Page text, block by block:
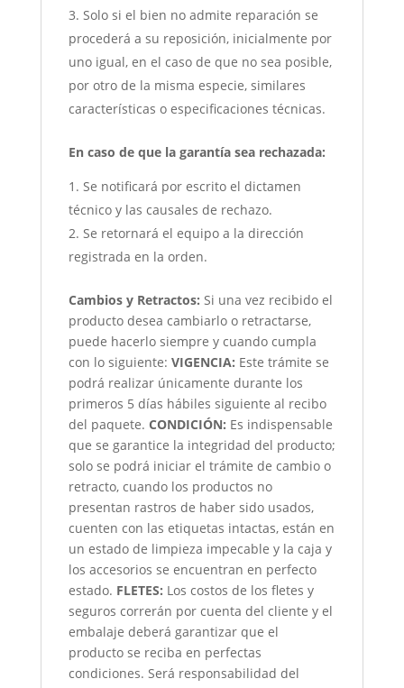
Solo si el bien no admite reparación se
procederá a su reposición, inicialmente por
uno igual, en el caso de que no sea posible,
por otro de la misma especie, similares
características o especificaciones técnicas.
En caso de que la garantía sea rechazada:
Se notificará por escrito el dictamen
técnico y las causales de rechazo.
Se retornará el equipo a la dirección
registrada en la orden.
Cambios y Retractos: Si una vez recibido el
producto desea cambiarlo o retractarse,
puede hacerlo siempre y cuando cumpla
con lo siguiente: VIGENCIA: Este trámite se
podrá realizar únicamente durante los
primeros 5 días hábiles siguiente al recibo
del paquete. CONDICIÓN: Es indispensable
que se garantice la integridad del producto;
solo se podrá iniciar el trámite de cambio o
retracto, cuando los productos no
presentan rastros de haber sido usados,
cuenten con las etiquetas intactas, están en
un estado de limpieza impecable y la caja y
los accesorios se encuentran en perfecto
estado. FLETES: Los costos de los fletes y
seguros correrán por cuenta del cliente y el
embalaje deberá garantizar que el
producto se reciba en perfectas
condiciones. Será responsabilidad del